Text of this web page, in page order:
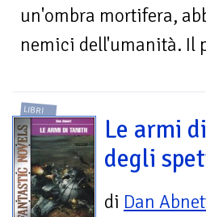
un'ombra mortifera,
nemici dell'umanità. Il
LIBRI
Le armi
degli
di Dan